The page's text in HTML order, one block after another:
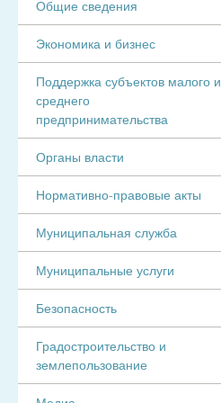
Общие сведения
Экономика и бизнес
Поддержка субъектов малого и
среднего
предпринимательства
Органы власти
Нормативно-правовые акты
Муниципальная служба
Муниципальные услуги
Безопасность
Градостроительство и
землепользование